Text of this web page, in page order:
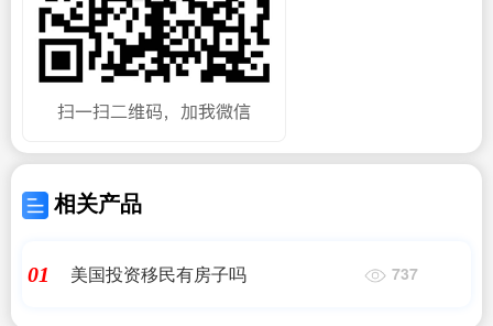
相关产品
01 美国投资移民有房子吗 737